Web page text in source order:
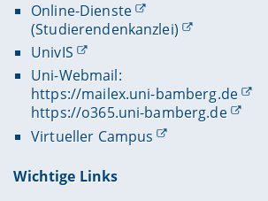
Online-Dienste
(Studierendenkanzlei)
UnivIS
Uni-Webmail:
https://mailex.uni-bamberg.de
https://o365.uni-bamberg.de
Virtueller Campus
Wichtige Links